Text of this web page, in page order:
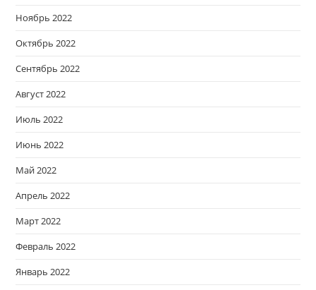
Ноябрь 2022
Октябрь 2022
Сентябрь 2022
Август 2022
Июль 2022
Июнь 2022
Май 2022
Апрель 2022
Март 2022
Февраль 2022
Январь 2022